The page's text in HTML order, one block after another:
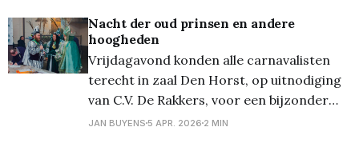
Michiel van de Paar. Meer foto's van
Nacht der oud prinsen en andere
hoogheden
Vrijdagavond konden alle carnavalisten
terecht in zaal Den Horst, op uitnodiging
van C.V. De Rakkers, voor een bijzonder
feest. Alle oud-prinsen en prinsessen,
JAN BUYENS 5 APR. 2026 2 MIN